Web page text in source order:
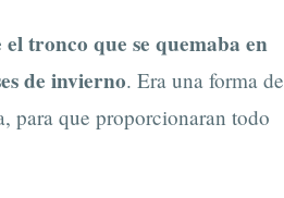
tronco que se quemaba en
de invierno. Era una forma de
para que proporcionaran todo